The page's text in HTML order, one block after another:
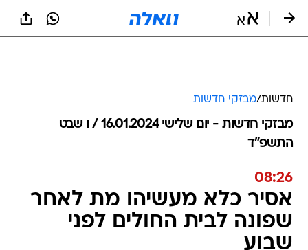
חדשות/מבזקי חדשות
מבזקי חדשות - יום שלישי 16.01.2024 / ו שבט
התשפ"ד
08:26
אסיר כלא מעשיהו מת לאחר
שפונה לבית החולים לפני
שבוע